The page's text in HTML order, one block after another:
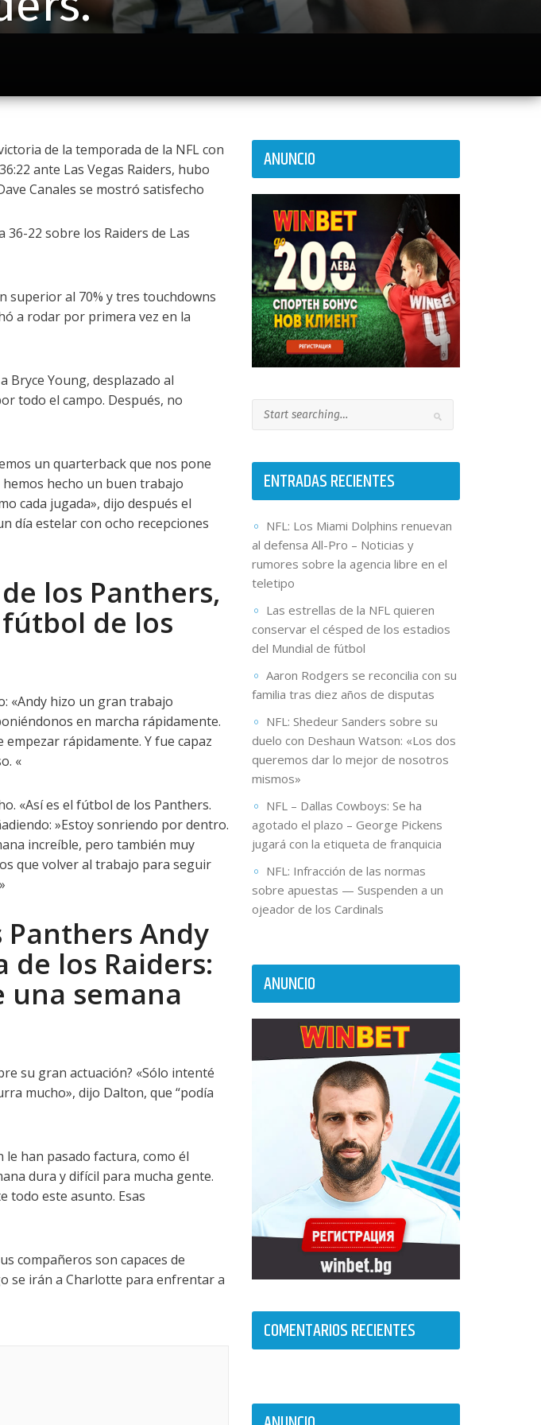
de la temporada de la NFL con
ante Las Vegas Raiders, hubo
Canales se mostró satisfecho
22 sobre los Raiders de Las
superior al 70% y tres touchdowns
a rodar por primera vez en la
Bryce Young, desplazado al
todo el campo. Después, no
un quarterback que nos pone
hecho un buen trabajo
cada jugada», dijo después el
día estelar con ocho recepciones
los Panthers,
de los
«Andy hizo un gran trabajo
en marcha rápidamente.
rápidamente. Y fue capaz
«
«Así es el fútbol de los Panthers.
»Estoy sonriendo por dentro.
increíble, pero también muy
que volver al trabajo para seguir
Andy
los Raiders:
semana
su gran actuación? «Sólo intenté
mucho», dijo Dalton, que “podía
han pasado factura, como él
dura y difícil para mucha gente.
todo este asunto. Esas
compañeros son capaces de
se irán a Charlotte para enfrentar a
ANUNCIO
ENTRADAS RECIENTES
NFL: Los Miami Dolphins renuevan
al defensa All-Pro – Noticias y
rumores sobre la agencia libre en el
teletipo
Las estrellas de la NFL quieren
conservar el césped de los estadios
del Mundial de fútbol
Aaron Rodgers se reconcilia con su
familia tras diez años de disputas
NFL: Shedeur Sanders sobre su
duelo con Deshaun Watson: «Los dos
queremos dar lo mejor de nosotros
mismos»
NFL – Dallas Cowboys: Se ha
agotado el plazo – George Pickens
jugará con la etiqueta de franquicia
NFL: Infracción de las normas
sobre apuestas — Suspenden a un
ojeador de los Cardinals
ANUNCIO
COMENTARIOS RECIENTES